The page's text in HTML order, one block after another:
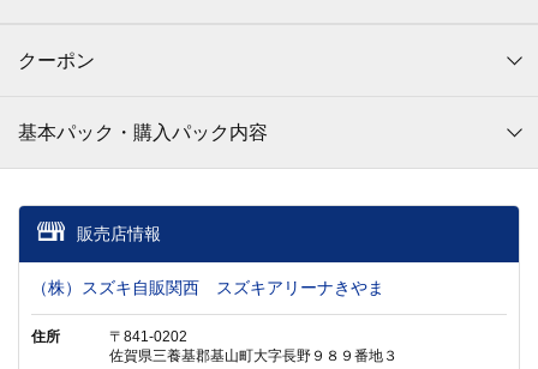
クーポン
基本パック・購入パック内容
販売店情報
（株）スズキ自販関西 スズキアリーナきやま
住所
〒841-0202
佐賀県三養基郡基山町大字長野９８９番地３